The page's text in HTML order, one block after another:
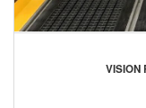
VISION